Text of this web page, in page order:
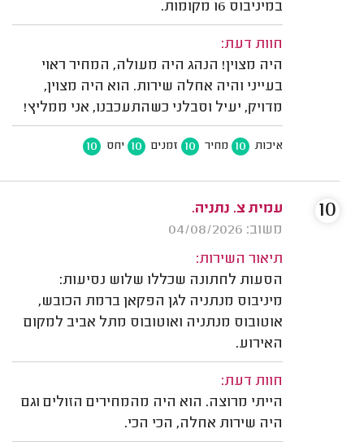
במיניבוס 16 מקומות.
חוות דעת:
היה מצוין! הנהג היה מעולה, המחיר ראוי
בעייני והיה אחלה שירות. הוא היה מצוין,
מדויק, יעיל וסבלני כשהתעכבנו, אני ממליץ!
איכות 10 מחיר 10 זמנים 10 יחס 10
עמית צ. נתניה.
משוב: 04/08/2026
תיאור השירות:
הסעות לחתונה שכללו שלוש נסיעות:
מיניבוס מנתניה לגן הפקאן ברמת הכובש,
אוטובוס מנתניה ואוטובוס מתל אביב למקום
האירוע.
חוות דעת:
הייתי מרוצה. הוא היה מהמחירים הזולים וגם
היה שירות אחלה, הכי הכי.
10